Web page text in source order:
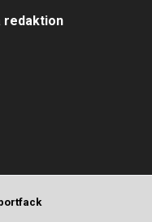
redaktion